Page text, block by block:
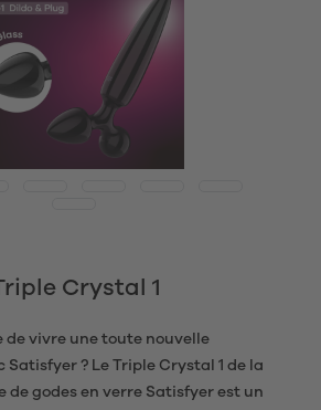
Crystal 1
de vivre une toute nouvelle
Satisfyer ? Le Triple Crystal 1 de la
de godes en verre Satisfyer est un